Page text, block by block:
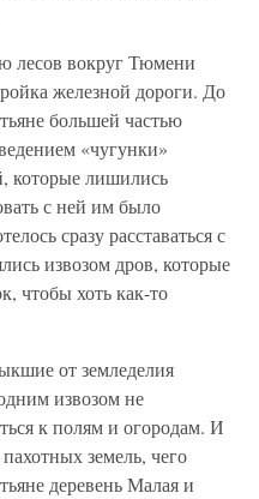
лесов вокруг Тюмени
железной дороги. До
большей частью
«чугунки»
которые лишились
с ней им было
сразу расставаться с
извозом дров, которые
чтобы хоть как-то
от земледелия
извозом не
к полям и огородам. И
земель, чего
деревень Малая и